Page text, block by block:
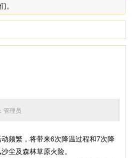
。
：管理员
频繁，将带来6次降温过程和7次降
尘及森林草原火险。